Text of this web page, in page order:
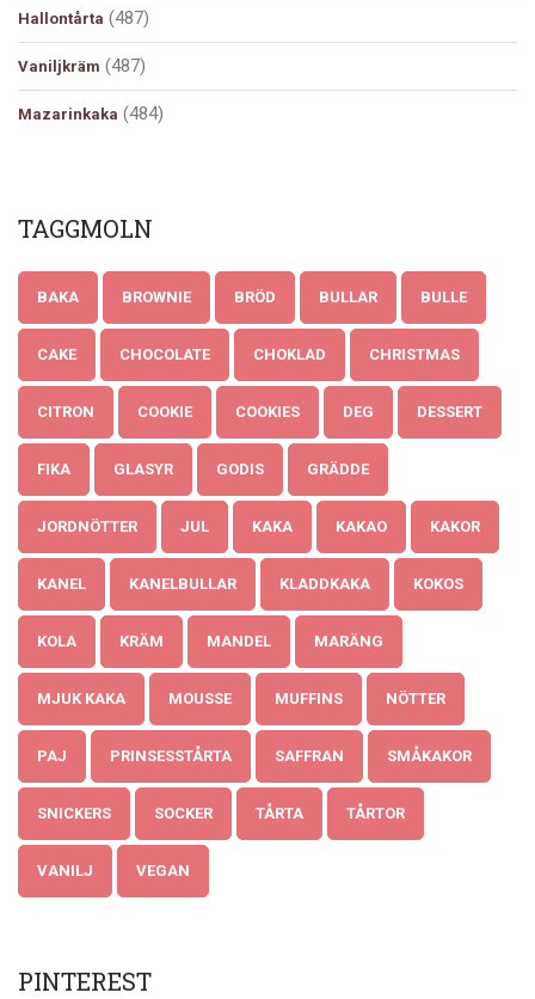
Hallontårta (487)
Vaniljkräm (487)
Mazarinkaka (484)
TAGGMOLN
BAKA BROWNIE BRÖD BULLAR BULLE
CAKE CHOCOLATE CHOKLAD CHRISTMAS
CITRON COOKIE COOKIES DEG DESSERT
FIKA GLASYR GODIS GRÄDDE
JORDNÖTTER JUL KAKA KAKAO KAKOR
KANEL KANELBULLAR KLADDKAKA KOKOS
KOLA KRÄM MANDEL MARÄNG
MJUK KAKA MOUSSE MUFFINS NÖTTER
PAJ PRINSESSTÅRTA SAFFRAN SMÅKAKOR
SNICKERS SOCKER TÅRTA TÅRTOR
VANILJ VEGAN
PINTEREST